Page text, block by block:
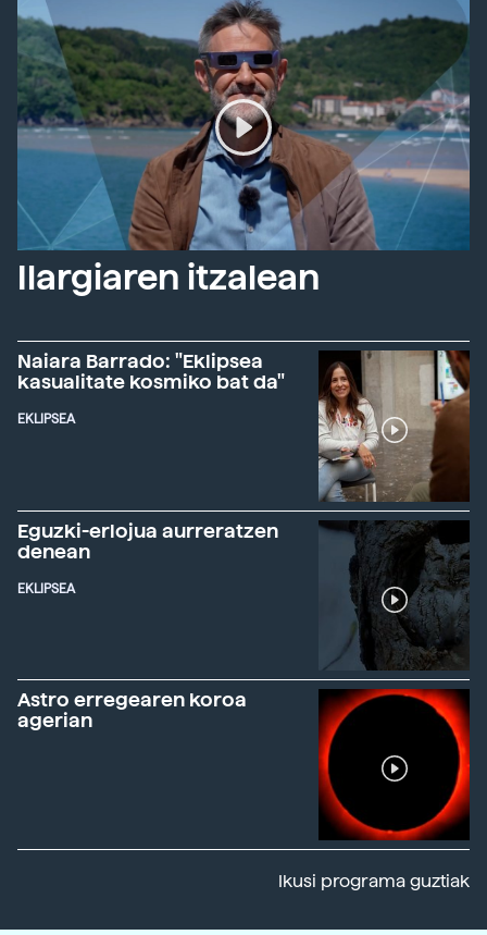
Ilargiaren itzalean
Naiara Barrado: "Eklipsea
kasualitate kosmiko bat da"
EKLIPSEA
Eguzki-erlojua aurreratzen
denean
EKLIPSEA
Astro erregearen koroa
agerian
Ikusi programa guztiak